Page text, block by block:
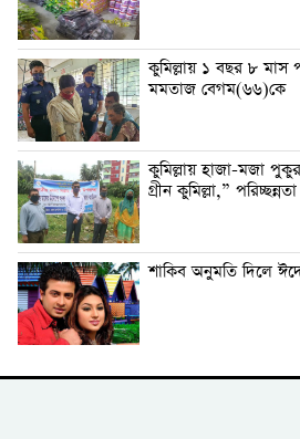
কুমিল্লায় ১ বছর ৮ মাস
মমতাজ বেগম(৬৬)কে
কুমিল্লায় হাজা-মজা পুকুর
গ্রীন কুমিল্লা,”
শাকিব অনুমতি দিলে